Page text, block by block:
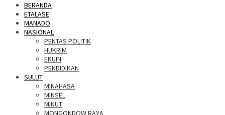
BERANDA
ETALASE
MANADO
NASIONAL
PENTAS POLITIK
HUKRIM
EKUIN
PENDIDIKAN
SULUT
MINAHASA
MINSEL
MINUT
MONGONDOW RAYA